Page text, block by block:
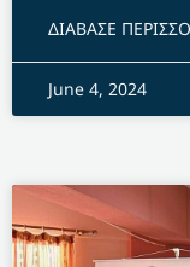
ΔΙΑΒΑΣΕ
June 4, 2024